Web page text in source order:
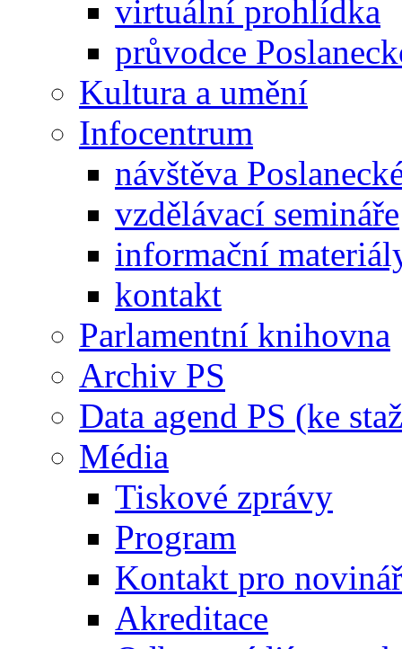
virtuální prohlídka
průvodce
Kultura a umění
Infocentrum
návštěva
vzdělávací semináře
informační
kontakt
Parlamentní knihovna
Archiv PS
Data agend PS (ke
Média
Tiskové zprávy
Program
Kontakt pro
Akreditace